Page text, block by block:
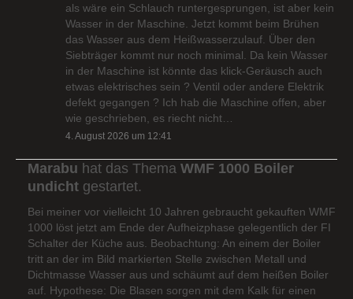
als wäre ein Schlauch runtergesprungen, ist aber kein
Wasser in der Maschine. Jetzt kommt beim Brühen
das Wasser aus dem Heißwasserzulauf. Über den
Siebträger kommt nur noch minimal. Da kein Wasser
in der Maschine ist könnte das klick-Geräusch auch
etwas elektrisches sein ? Ventil oder andere Elektrik
defekt gegangen ? Ich hab die Maschine offen, aber
wie geschrieben, es riecht nicht…
4. August 2026 um 12:41
Marabu hat das Thema WMF 1000 Boiler
undicht gestartet.
Bei meiner vor vielleicht 10 Jahren gebraucht gekauften WMF
1000 löst jetzt am Ende der Aufheizphase gelegentlich der FI
Schalter der Küche aus. Beobachtung: An einem der Boiler
tritt an der im Bild markierten Stelle zwischen Metall und
Dichtmasse Wasser aus und schäumt auf dem heißen Boiler
auf. Hypothese: Die Blasen sorgen mit dem Kalk für einen